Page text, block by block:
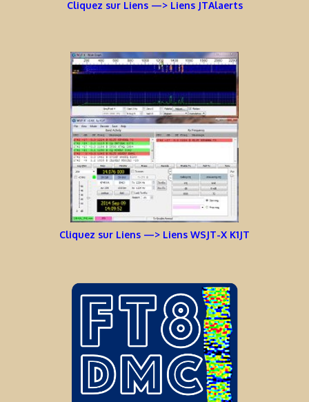
Cliquez sur Liens —> Liens JTAlaerts
Cliquez sur Liens —> Liens WSJT-X K1JT